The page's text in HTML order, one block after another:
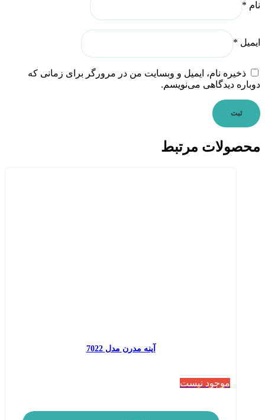
نام *
ایمیل *
ذخیره نام، ایمیل و وبسایت من در مرورگر برای زمانی که
دوباره دیدگاهی می‌نویسم.
محصولات مرتبط
آینه مدرن مدل 7022
موجود نیست